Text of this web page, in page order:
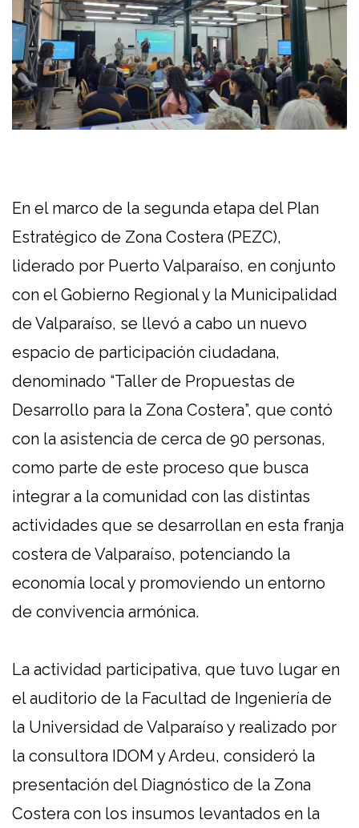
En el marco de la segunda etapa del Plan
Estratégico de Zona Costera (PEZC),
liderado por Puerto Valparaíso, en conjunto
con el Gobierno Regional y la Municipalidad
de Valparaíso, se llevó a cabo un nuevo
espacio de participación ciudadana,
denominado “Taller de Propuestas de
Desarrollo para la Zona Costera”, que contó
con la asistencia de cerca de 90 personas,
como parte de este proceso que busca
integrar a la comunidad con las distintas
actividades que se desarrollan en esta franja
costera de Valparaíso, potenciando la
economía local y promoviendo un entorno
de convivencia armónica.
La actividad participativa, que tuvo lugar en
el auditorio de la Facultad de Ingeniería de
la Universidad de Valparaíso y realizado por
la consultora IDOM y Ardeu, consideró la
presentación del Diagnóstico de la Zona
Costera con los insumos levantados en la